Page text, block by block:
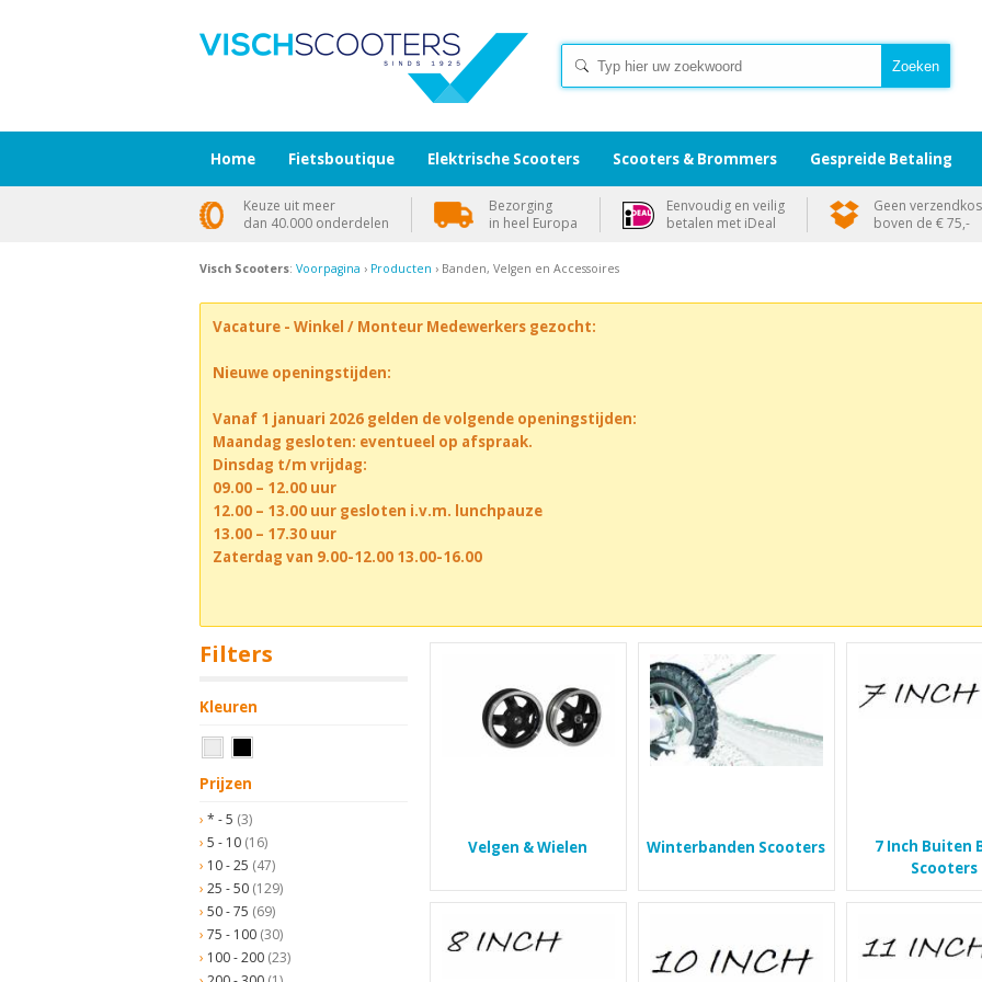
Visch Scooters: Voorpagina › Producten › Banden, Velgen en Accessoires
Vacature - Winkel / Monteur Medewerkers gezocht:
Nieuwe openingstijden:
Vanaf 1 januari 2026 gelden de volgende openingstijden:
Maandag gesloten: eventueel op afspraak.
Dinsdag t/m vrijdag:
09.00 – 12.00 uur
12.00 – 13.00 uur gesloten i.v.m. lunchpauze
13.00 – 17.30 uur
Zaterdag van 9.00-12.00 13.00-16.00
Filters
Kleuren
Prijzen
* - 5 (3)
5 - 10 (16)
10 - 25 (47)
25 - 50 (129)
50 - 75 (69)
75 - 100 (30)
100 - 200 (23)
Velgen & Wielen Winterbanden Scooters
7 Inch Buiten
Scooters
Home Fietsboutique Elektrische Scooters Scooters & Brommers Gespreide Betaling
Keuze uit meer
dan 40.000 onderdelen
Bezorging
in heel Europa
Eenvoudig en veilig
betalen met iDeal
Geen
boven de € 75,-